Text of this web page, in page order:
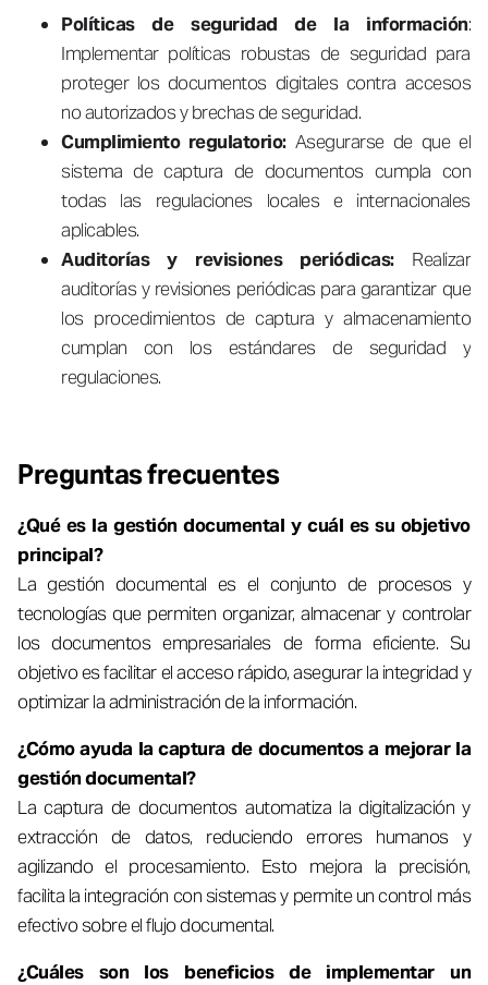
Políticas de seguridad de la información:
Implementar políticas robustas de seguridad para
proteger los documentos digitales contra accesos
no autorizados y brechas de seguridad.
Cumplimiento regulatorio: Asegurarse de que el
sistema de captura de documentos cumpla con
todas las regulaciones locales e internacionales
aplicables.
Auditorías y revisiones periódicas: Realizar
auditorías y revisiones periódicas para garantizar que
los procedimientos de captura y almacenamiento
cumplan con los estándares de seguridad y
regulaciones.
Preguntas frecuentes
¿Qué es la gestión documental y cuál es su objetivo
principal?
La gestión documental es el conjunto de procesos y
tecnologías que permiten organizar, almacenar y controlar
los documentos empresariales de forma eficiente. Su
objetivo es facilitar el acceso rápido, asegurar la integridad y
optimizar la administración de la información.
¿Cómo ayuda la captura de documentos a mejorar la
gestión documental?
La captura de documentos automatiza la digitalización y
extracción de datos, reduciendo errores humanos y
agilizando el procesamiento. Esto mejora la precisión,
facilita la integración con sistemas y permite un control más
efectivo sobre el flujo documental.
¿Cuáles son los beneficios de implementar un